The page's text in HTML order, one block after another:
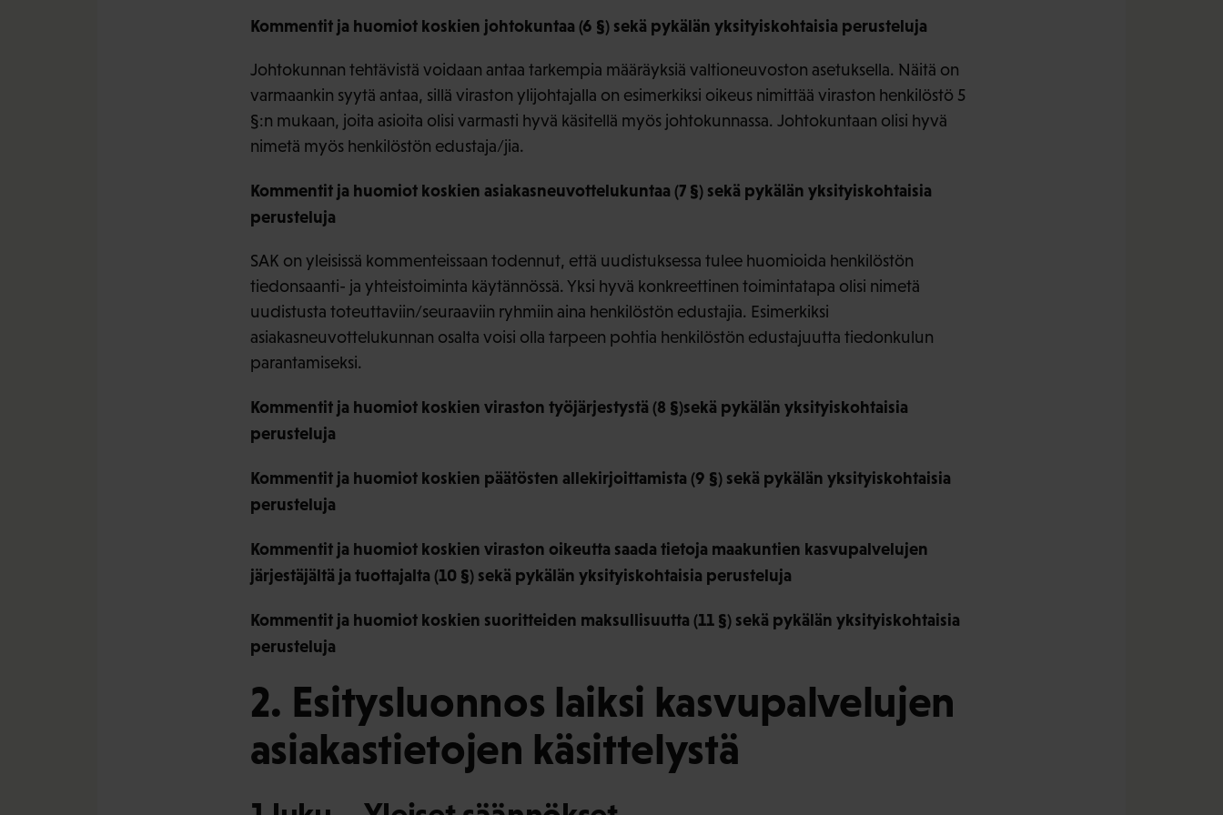
Kommentit ja huomiot koskien johtokuntaa (6 §) sekä pykälän yksityiskohtaisia perusteluja
Johtokunnan tehtävistä voidaan antaa tarkempia määräyksiä valtioneuvoston asetuksella. Näitä on
varmaankin syytä antaa, sillä viraston ylijohtajalla on esimerkiksi oikeus nimittää viraston henkilöstö 5
§:n mukaan, joita asioita olisi varmasti hyvä käsitellä myös johtokunnassa. Johtokuntaan olisi hyvä
nimetä myös henkilöstön edustaja/jia.
Kommentit ja huomiot koskien asiakasneuvottelukuntaa (7 §) sekä pykälän yksityiskohtaisia
perusteluja
SAK on yleisissä kommenteissaan todennut, että uudistuksessa tulee huomioida henkilöstön
tiedonsaanti- ja yhteistoiminta käytännössä. Yksi hyvä konkreettinen toimintatapa olisi nimetä
uudistusta toteuttaviin/seuraaviin ryhmiin aina henkilöstön edustajia. Esimerkiksi
asiakasneuvottelukunnan osalta voisi olla tarpeen pohtia henkilöstön edustajuutta tiedonkulun
parantamiseksi.
Kommentit ja huomiot koskien viraston työjärjestystä (8 §)sekä pykälän yksityiskohtaisia
perusteluja
Kommentit ja huomiot koskien päätösten allekirjoittamista (9 §) sekä pykälän yksityiskohtaisia
perusteluja
Kommentit ja huomiot koskien viraston oikeutta saada tietoja maakuntien kasvupalvelujen
järjestäjältä ja tuottajalta (10 §) sekä pykälän yksityiskohtaisia perusteluja
Kommentit ja huomiot koskien suoritteiden maksullisuutta (11 §) sekä pykälän yksityiskohtaisia
perusteluja
2. Esitysluonnos laiksi kasvupalvelujen
asiakastietojen käsittelystä